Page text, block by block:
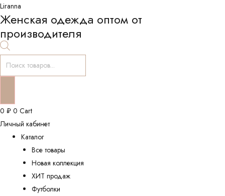
Liranna
Женская одежда оптом от
производителя
Поиск
товаров
0 ₽ 0 Cart
Личный кабинет
Каталог
Все товары
Новая коллекция
ХИТ продаж
Футболки